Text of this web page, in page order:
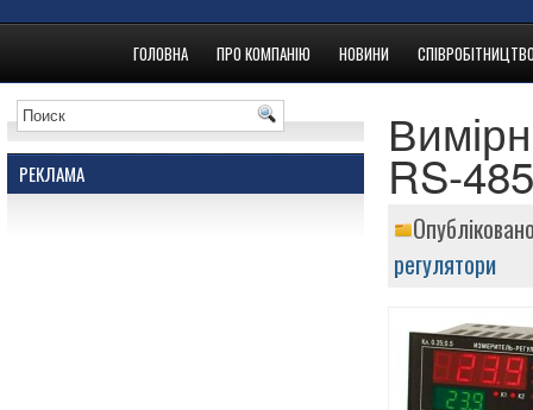
ГОЛОВНА ПРО КОМПАНІЮ НОВИНИ
РЕКЛАМА RS-
регулятори